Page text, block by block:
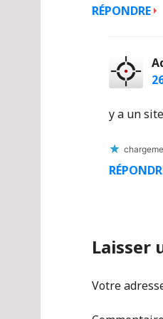
RÉPONDRE
y a un
Laisser
Votre